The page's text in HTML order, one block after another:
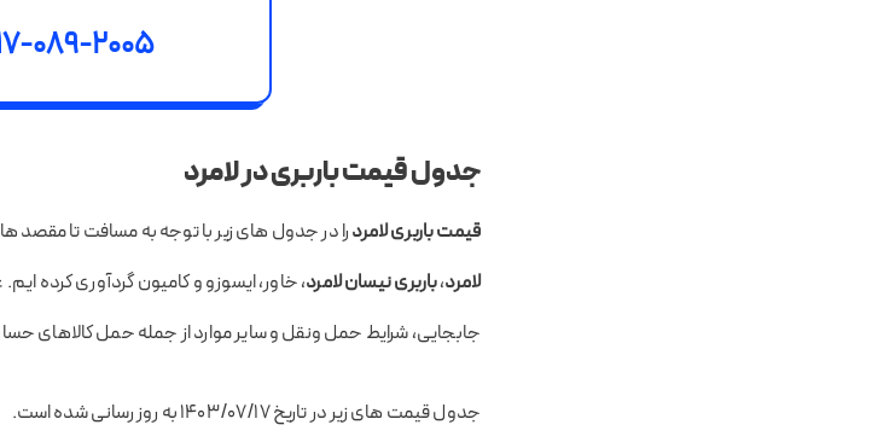
089-2005
جدول قیمت باربری در لامرد
قیمت باربری لامردرا در جدول های زیر با توجه به مسافت تا
لامرد،باربری نیسان لامرد، خاور، ایسوزو و کامیون گردآوری کرده
جابجایی، شرایط حمل ونقل و سایر موارد از جمله حمل کالاهای حساس
جدول قیمت های زیر در تاریخ ۱۴۰۳/۰۷/۱۷ به روز رسانی شده است.